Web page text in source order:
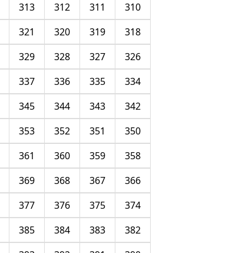
310
311
312
313
318
319
320
321
326
327
328
329
334
335
336
337
342
343
344
345
350
351
352
353
358
359
360
361
366
367
368
369
374
375
376
377
382
383
384
385